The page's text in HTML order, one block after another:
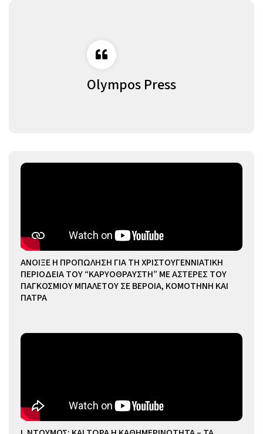
Olympos Press
ΑΝΟΙΞΕ Η ΠΡΟΠΩΛΗΣΗ ΓΙΑ ΤΗ ΧΡΙΣΤΟΥΓΕΝΝΙΑΤΙΚΗ
ΠΕΡΙΟΔΕΙΑ ΤΟΥ “ΚΑΡΥΟΘΡΑΥΣΤΗ” ΜΕ ΑΣΤΕΡΕΣ ΤΟΥ
ΠΑΓΚΟΣΜΙΟΥ ΜΠΑΛΕΤΟΥ ΣΕ ΒΕΡΟΙΑ, ΚΟΜΟΤΗΝΗ ΚΑΙ
ΠΑΤΡΑ